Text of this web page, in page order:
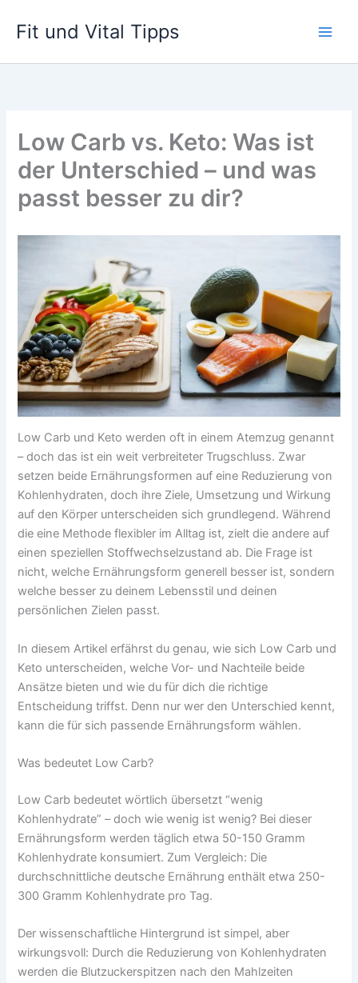
InhaltFit und Vital Tipps
Low Carb vs. Keto: Was ist
der Unterschied – und was
passt besser zu dir?
Low Carb und Keto werden oft in einem Atemzug genannt
– doch das ist ein weit verbreiteter Trugschluss. Zwar
setzen beide Ernährungsformen auf eine Reduzierung von
Kohlenhydraten, doch ihre Ziele, Umsetzung und Wirkung
auf den Körper unterscheiden sich grundlegend. Während
die eine Methode flexibler im Alltag ist, zielt die andere auf
einen speziellen Stoffwechselzustand ab. Die Frage ist
nicht, welche Ernährungsform generell besser ist, sondern
welche besser zu deinem Lebensstil und deinen
persönlichen Zielen passt.
In diesem Artikel erfährst du genau, wie sich Low Carb und
Keto unterscheiden, welche Vor- und Nachteile beide
Ansätze bieten und wie du für dich die richtige
Entscheidung triffst. Denn nur wer den Unterschied kennt,
kann die für sich passende Ernährungsform wählen.
Was bedeutet Low Carb?
Low Carb bedeutet wörtlich übersetzt “wenig
Kohlenhydrate” – doch wie wenig ist wenig? Bei dieser
Ernährungsform werden täglich etwa 50-150 Gramm
Kohlenhydrate konsumiert. Zum Vergleich: Die
durchschnittliche deutsche Ernährung enthält etwa 250-
300 Gramm Kohlenhydrate pro Tag.
Der wissenschaftliche Hintergrund ist simpel, aber
wirkungsvoll: Durch die Reduzierung von Kohlenhydraten
werden die Blutzuckerspitzen nach den Mahlzeiten